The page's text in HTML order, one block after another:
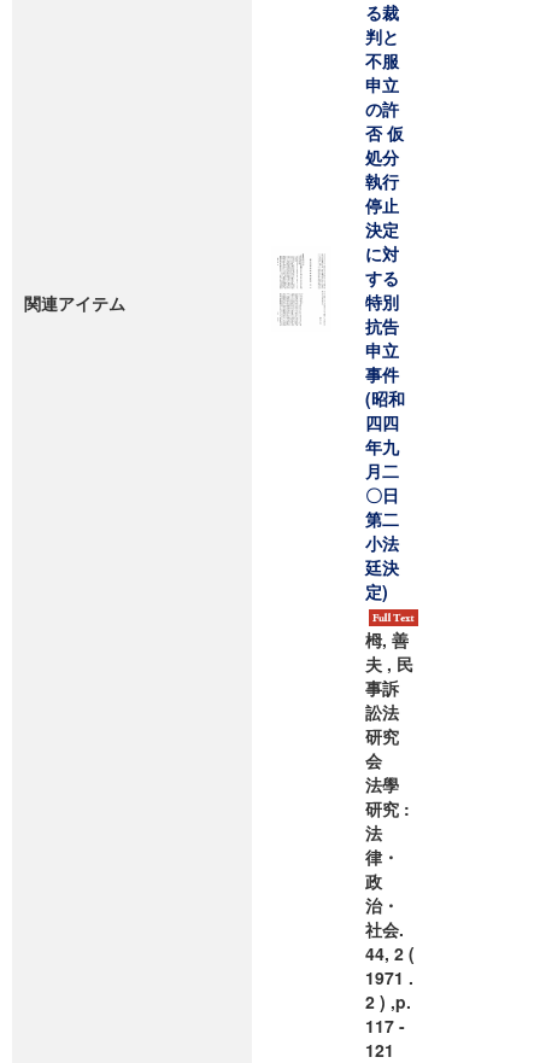
関連アイテム
る裁
判と
不服
申立
の許
否 仮
処分
執行
停止
決定
に対
する
特別
抗告
申立
事件
(昭和
四四
年九
月二
〇日
第二
小法
廷決
定)
栂, 善
夫 , 民
事訴
訟法
研究
会
法學
研究 :
法
律・
政
治・
社会.
44, 2 (
1971 .
2 ) ,p.
117 -
121